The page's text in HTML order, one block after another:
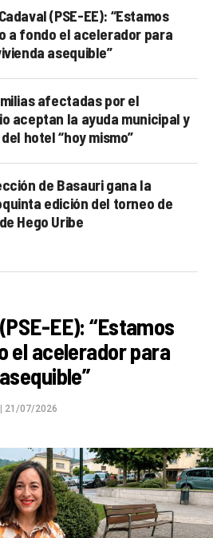
(PSE-EE): “Estamos
a fondo el acelerador para
asequible”
afectadas por el
aceptan la ayuda municipal y
hotel “hoy mismo”
de Basauri gana la
edición del torneo de
Hego Uribe
EE): “Estamos
el acelerador para
21/07/2026